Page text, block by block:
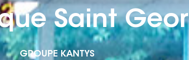
Saint
GROUPE KANTYS